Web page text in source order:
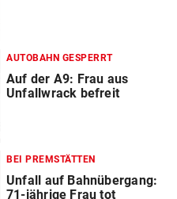
AUTOBAHN GESPERRT
Auf der A9: Frau aus
Unfallwrack befreit
BEI PREMSTÄTTEN
Unfall auf Bahnübergang:
71-jährige Frau tot